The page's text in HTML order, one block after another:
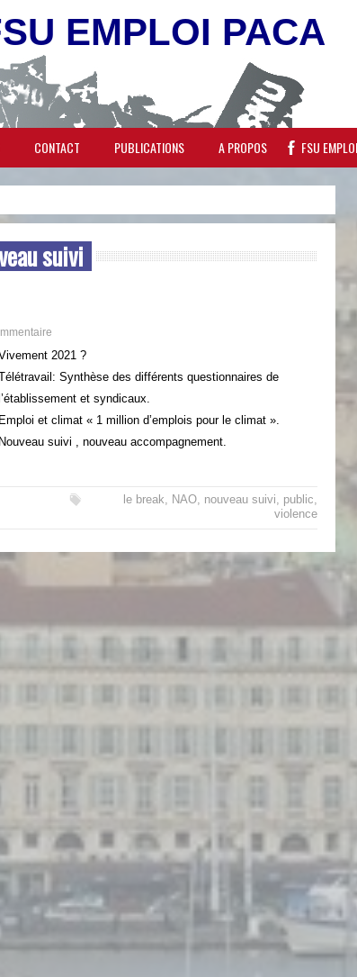
EMPLOI PACA
CONTACT PUBLICATIONS A PROPOS FSU
suivi
2021 ?
Synthèse des différents questionnaires de
l’établissement et syndicaux.
Emploi et climat « 1 million d’emplois pour le climat ».
Nouveau suivi , nouveau accompagnement.
le break, NAO, nouveau suivi, public,
violence